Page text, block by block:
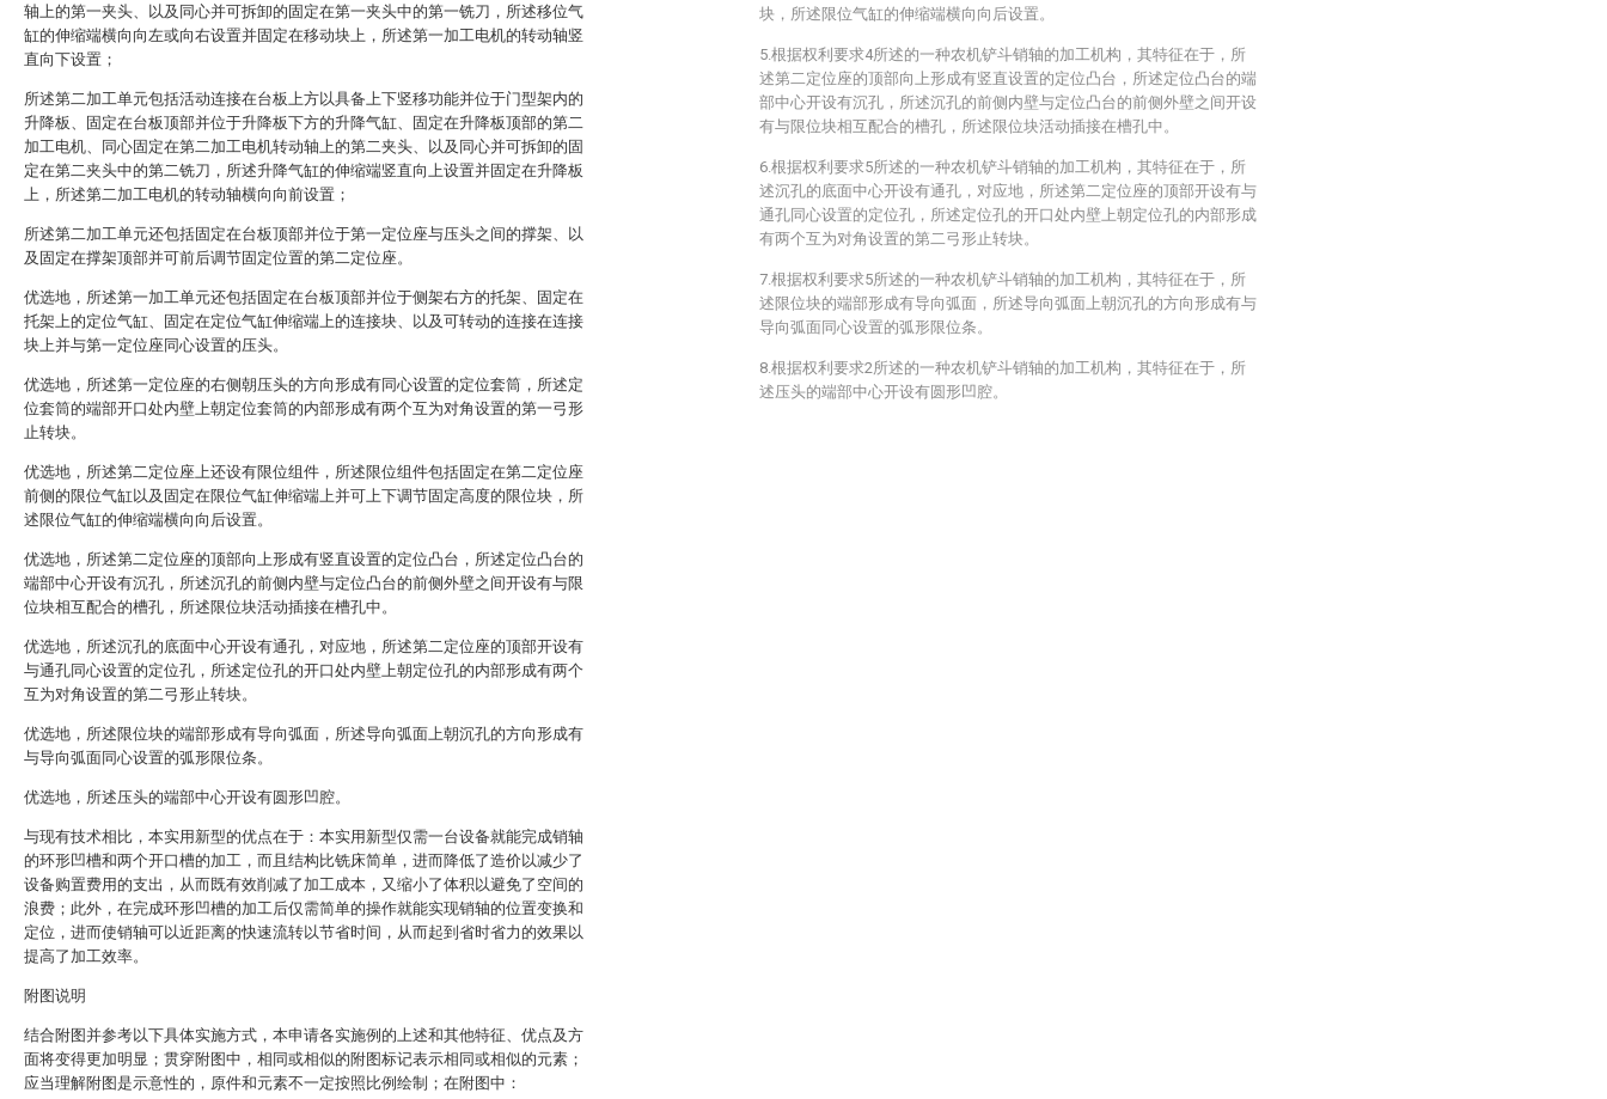
轴上的第一夹头、以及同心并可拆卸的固定在第一夹头中的第一铣刀，所述移位气
缸的伸缩端横向向左或向右设置并固定在移动块上，所述第一加工电机的转动轴竖
直向下设置；
所述第二加工单元包括活动连接在台板上方以具备上下竖移功能并位于门型架内的
升降板、固定在台板顶部并位于升降板下方的升降气缸、固定在升降板顶部的第二
加工电机、同心固定在第二加工电机转动轴上的第二夹头、以及同心并可拆卸的固
定在第二夹头中的第二铣刀，所述升降气缸的伸缩端竖直向上设置并固定在升降板
上，所述第二加工电机的转动轴横向向前设置；
所述第二加工单元还包括固定在台板顶部并位于第一定位座与压头之间的撑架、以
及固定在撑架顶部并可前后调节固定位置的第二定位座。
优选地，所述第一加工单元还包括固定在台板顶部并位于侧架右方的托架、固定在
托架上的定位气缸、固定在定位气缸伸缩端上的连接块、以及可转动的连接在连接
块上并与第一定位座同心设置的压头。
优选地，所述第一定位座的右侧朝压头的方向形成有同心设置的定位套筒，所述定
位套筒的端部开口处内壁上朝定位套筒的内部形成有两个互为对角设置的第一弓形
止转块。
优选地，所述第二定位座上还设有限位组件，所述限位组件包括固定在第二定位座
前侧的限位气缸以及固定在限位气缸伸缩端上并可上下调节固定高度的限位块，所
述限位气缸的伸缩端横向向后设置。
优选地，所述第二定位座的顶部向上形成有竖直设置的定位凸台，所述定位凸台的
端部中心开设有沉孔，所述沉孔的前侧内壁与定位凸台的前侧外壁之间开设有与限
位块相互配合的槽孔，所述限位块活动插接在槽孔中。
优选地，所述沉孔的底面中心开设有通孔，对应地，所述第二定位座的顶部开设有
与通孔同心设置的定位孔，所述定位孔的开口处内壁上朝定位孔的内部形成有两个
互为对角设置的第二弓形止转块。
优选地，所述限位块的端部形成有导向弧面，所述导向弧面上朝沉孔的方向形成有
与导向弧面同心设置的弧形限位条。
优选地，所述压头的端部中心开设有圆形凹腔。
与现有技术相比，本实用新型的优点在于：本实用新型仅需一台设备就能完成销轴
的环形凹槽和两个开口槽的加工，而且结构比铣床简单，进而降低了造价以减少了
设备购置费用的支出，从而既有效削减了加工成本，又缩小了体积以避免了空间的
浪费；此外，在完成环形凹槽的加工后仅需简单的操作就能实现销轴的位置变换和
定位，进而使销轴可以近距离的快速流转以节省时间，从而起到省时省力的效果以
提高了加工效率。
附图说明
结合附图并参考以下具体实施方式，本申请各实施例的上述和其他特征、优点及方
面将变得更加明显；贯穿附图中，相同或相似的附图标记表示相同或相似的元素；
应当理解附图是示意性的，原件和元素不一定按照比例绘制；在附图中：
块，所述限位气缸的伸缩端横向向后设置。
5.根据权利要求4所述的一种农机铲斗销轴的加工机构，其特征在于，所
述第二定位座的顶部向上形成有竖直设置的定位凸台，所述定位凸台的端
部中心开设有沉孔，所述沉孔的前侧内壁与定位凸台的前侧外壁之间开设
有与限位块相互配合的槽孔，所述限位块活动插接在槽孔中。
6.根据权利要求5所述的一种农机铲斗销轴的加工机构，其特征在于，所
述沉孔的底面中心开设有通孔，对应地，所述第二定位座的顶部开设有与
通孔同心设置的定位孔，所述定位孔的开口处内壁上朝定位孔的内部形成
有两个互为对角设置的第二弓形止转块。
7.根据权利要求5所述的一种农机铲斗销轴的加工机构，其特征在于，所
述限位块的端部形成有导向弧面，所述导向弧面上朝沉孔的方向形成有与
导向弧面同心设置的弧形限位条。
8.根据权利要求2所述的一种农机铲斗销轴的加工机构，其特征在于，所
述压头的端部中心开设有圆形凹腔。